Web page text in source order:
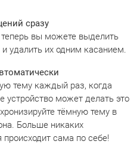
сразу
теперь вы можете выделить
удалить их одним касанием.
тему каждый раз, когда
устройство может делать это
тёмную тему в
Больше никаких
сама по себе!